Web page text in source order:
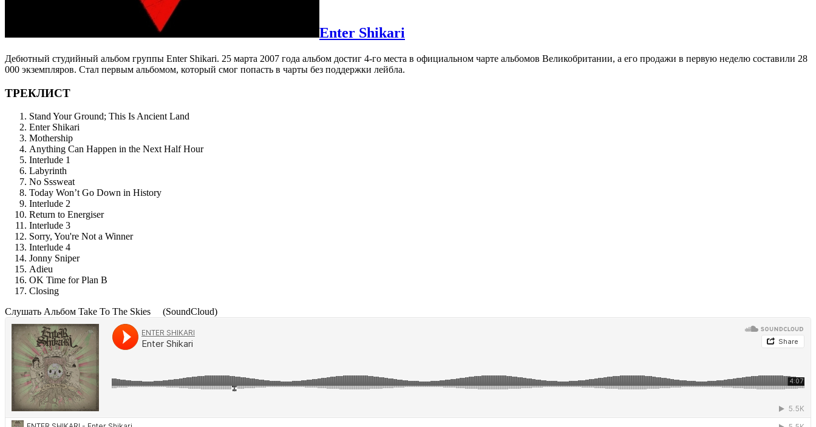
Enter Shikari
Дебютный студийный альбом группы Enter Shikari. 25 марта 2007 года альбом достиг 4-го места в официальном чарте альбомов Великобритании, а его продажи в первую неделю составили 28
000 экземпляров. Стал первым альбомом, который смог попасть в чарты без поддержки лейбла.
ТРЕКЛИСТ
Stand Your Ground; This Is Ancient Land
Enter Shikari
Mothership
Anything Can Happen in the Next Half Hour
Interlude 1
Labyrinth
No Sssweat
Today Won’t Go Down in History
Interlude 2
Return to Energiser
Interlude 3
Sorry, You're Not a Winner
Interlude 4
Jonny Sniper
Adieu
OK Time for Plan B
Closing
Cлушать Альбом Take To The Skies
(SoundCloud)